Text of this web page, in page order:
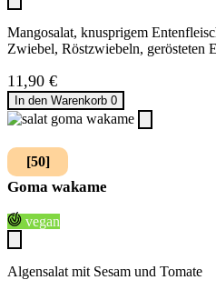
Mangosalat, knusprigem
Zwiebel, Röstzwiebeln, gerösteten
11,90 €
In den Warenkorb 0
[50]
Goma wakame
vegan
Algensalat mit Sesam und Tomate